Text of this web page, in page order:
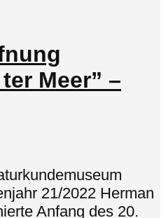
Meer” –
21/2022 Herman
Anfang des 20.